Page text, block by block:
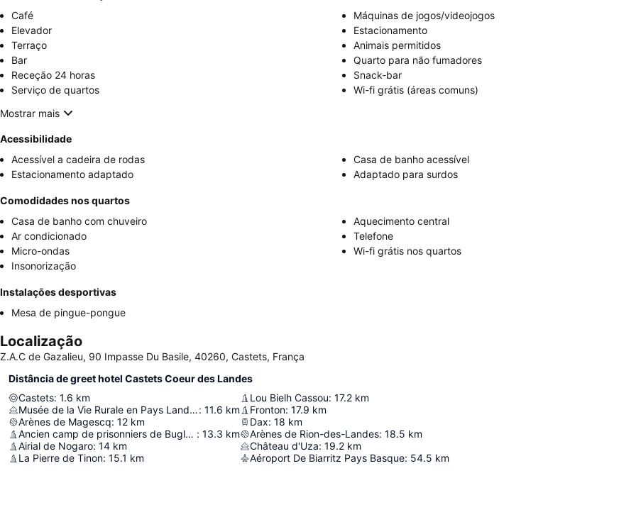
Café
Máquinas de jogos/videojogos
Elevador
Estacionamento
Terraço
Animais permitidos
Bar
Quarto para não fumadores
Receção 24 horas
Snack-bar
Serviço de quartos
Wi-fi grátis (áreas comuns)
Mostrar mais
Acessibilidade
Acessível a cadeira de rodas
Casa de banho acessível
Estacionamento adaptado
Adaptado para surdos
Comodidades nos quartos
Casa de banho com chuveiro
Aquecimento central
Ar condicionado
Telefone
Micro-ondas
Wi-fi grátis nos quartos
Insonorização
Instalações desportivas
Mesa de pingue-pongue
Localização
Z.A.C de Gazalieu, 90 Impasse Du Basile, 40260, Castets, França
Distância de greet hotel Castets Coeur des Landes
Castets: 1.6 km
Musée de la Vie Rurale en Pays Landais: 11.6 km
Arènes de Magescq: 12 km
Ancien camp de prisonniers de Buglose : 13.3 km
Airial de Nogaro: 14 km
La Pierre de Tinon: 15.1 km
Lou Bielh Cassou: 17.2 km
Fronton: 17.9 km
Dax: 18 km
Arènes de Rion-des-Landes: 18.5 km
Château d'Uza: 19.2 km
Aéroport De Biarritz Pays Basque: 54.5 km